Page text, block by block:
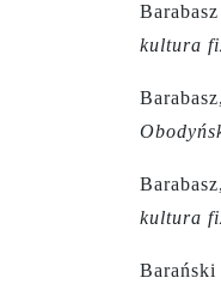
kultura
kultura